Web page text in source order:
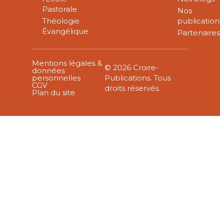
Pastorale
Théologie
Évangélique
Nos
Partenaires
Mentions légales &
données
personnelles
CGV
Plan du site
© 2026 Croire-
Publications. Tous
droits réservés.